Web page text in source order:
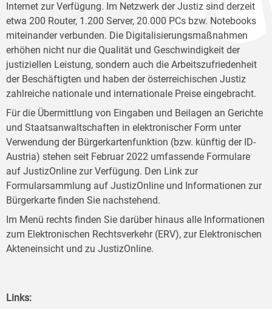
Internet zur Verfügung. Im Netzwerk der Justiz sind derzeit
etwa 200 Router, 1.200 Server, 20.000 PCs bzw. Notebooks
miteinander verbunden. Die Digitalisierungsmaßnahmen
erhöhen nicht nur die Qualität und Geschwindigkeit der
justiziellen Leistung, sondern auch die Arbeitszufriedenheit
der Beschäftigten und haben der österreichischen Justiz
zahlreiche nationale und internationale Preise eingebracht.
Für die Übermittlung von Eingaben und Beilagen an Gerichte
und Staatsanwaltschaften in elektronischer Form unter
Verwendung der Bürgerkartenfunktion (bzw. künftig der ID-
Austria) stehen seit Februar 2022 umfassende Formulare
auf JustizOnline zur Verfügung. Den Link zur
Formularsammlung auf JustizOnline und Informationen zur
Bürgerkarte finden Sie nachstehend.
Im Menü rechts finden Sie darüber hinaus alle Informationen
zum Elektronischen Rechtsverkehr (ERV), zur Elektronischen
Akteneinsicht und zu JustizOnline.
Links: